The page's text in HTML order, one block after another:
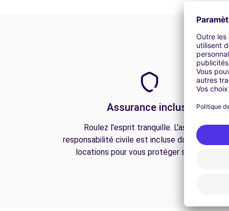
Assurance incluse
Roulez l'esprit tranquille. L'assurance
responsabilité civile est incluse dans toutes
locations pour vous protéger sur la route.